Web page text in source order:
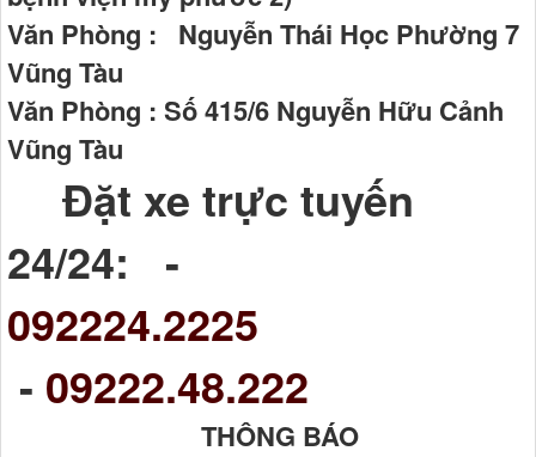
Văn Phòng : Nguyễn Thái Học Phường 7
Vũng Tàu
Văn Phòng : Số 415/6 Nguyễn Hữu Cảnh
Vũng Tàu
Đặt xe trực tuyến
24/24: -
092224.2225
- 09222.48.222
THÔNG BÁO